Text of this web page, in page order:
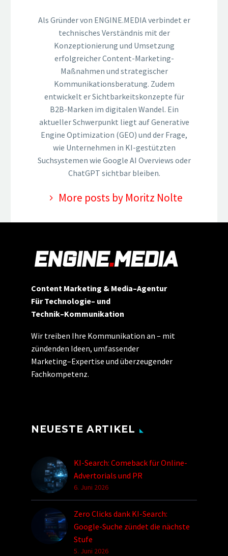
Als Gründer von ENGINE.MEDIA verbindet er
technisches Verständnis mit der
Konzeptionierung und Umsetzung
erfolgreicher Content-Marketing-
Maßnahmen und strategischer
Kommunikationsberatung. Zudem
entwickelt er Sichtbarkeitskonzepte für
B2B-Marken im digitalen Wandel. Ein
aktueller Schwerpunkt liegt auf Generative
Engine Optimization (GEO) und der Frage,
wie Unternehmen in KI-gestützten
Suchsystemen wie Google AI Overviews oder
ChatGPT sichtbar bleiben.
More posts by Moritz Nolte
Content Marketing & Media–Agentur
Für Technologie– und
Technik–Kommunikation
Wir treiben Ihre Kommunikation an – mit
zündenden Ideen, umfassender
Marketing–Expertise und überzeugender
Fachkompetenz.
NEUESTE ARTIKEL
KI-Search: Comeback für Online-
Advertorials und PR
6. Juni 2026
Zero Clicks dank KI-Search:
Google-Suche zündet die nächste
Stufe
5. Juni 2026